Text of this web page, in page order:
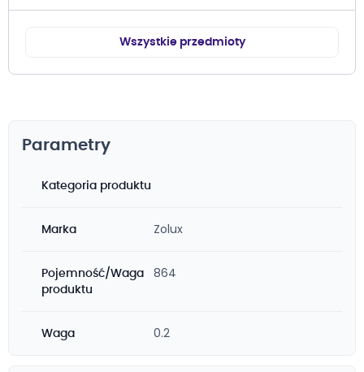
Wszystkie przedmioty
Parametry
Kategoria produktu
Marka Zolux
Pojemność/Waga
produktu
864
Waga 0.2